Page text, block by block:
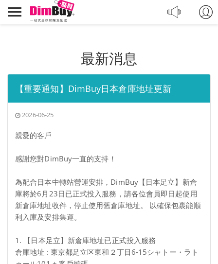
轉
運,
Dimbuy
導
最新消息
【重要通知】DimBuy日本倉庫地址更新
2026-06-25
親愛的客戶
感謝您對DimBuy一直的支持！
為配合日本中轉站營運安排，DimBuy【日本足立】新倉
庫將於6月23日已正式投入服務，請各位會員即日起使用
新倉庫地址收件，停止使用舊倉庫地址。 以確保包裹能順
利入庫及安排集運。
1. 【日本足立】新倉庫地址已正式投入服務
倉庫地址 : 東京都足立区東和２丁目6-15シャトー・ラト